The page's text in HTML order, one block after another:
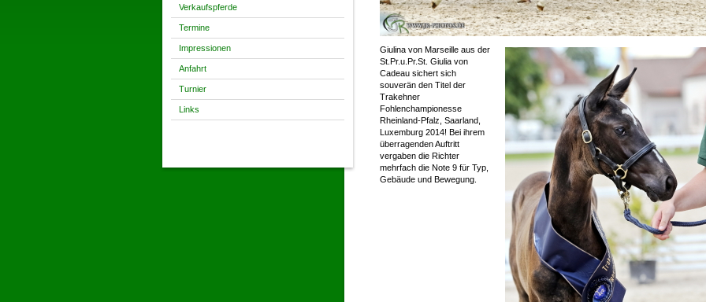
Verkaufspferde
Termine
Impressionen
Anfahrt
Turnier
Links
Giulina von Marseille aus der
St.Pr.u.Pr.St. Giulia von
Cadeau sichert sich
souverän den Titel der
Trakehner
Fohlenchampionesse
Rheinland-Pfalz, Saarland,
Luxemburg 2014! Bei ihrem
überragenden Auftritt
vergaben die Richter
mehrfach die Note 9 für Typ,
Gebäude und Bewegung.